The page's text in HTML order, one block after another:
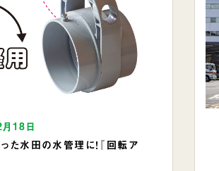
18日
た水田の水管理に！『回転ア